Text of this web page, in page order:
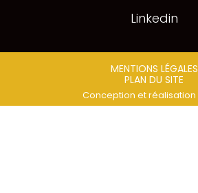
Linkedin
MENTIONS LÉGALES
PLAN DU SITE
Conception et réalisation